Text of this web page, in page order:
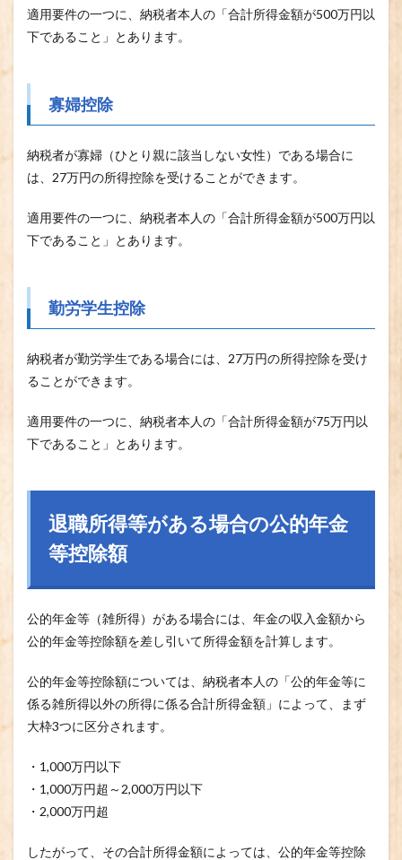
適用要件の一つに、納税者本人の「合計所得金額が500万円以
下であること」とあります。
寡婦控除
納税者が寡婦（ひとり親に該当しない女性）である場合に
は、27万円の所得控除を受けることができます。
適用要件の一つに、納税者本人の「合計所得金額が500万円以
下であること」とあります。
勤労学生控除
納税者が勤労学生である場合には、27万円の所得控除を受け
ることができます。
適用要件の一つに、納税者本人の「合計所得金額が75万円以
下であること」とあります。
退職所得等がある場合の公的年金
等控除額
公的年金等（雑所得）がある場合には、年金の収入金額から
公的年金等控除額を差し引いて所得金額を計算します。
公的年金等控除額については、納税者本人の「公的年金等に
係る雑所得以外の所得に係る合計所得金額」によって、まず
大枠3つに区分されます。
・1,000万円以下
・1,000万円超～2,000万円以下
・2,000万円超
したがって、その合計所得金額によっては、公的年金等控除